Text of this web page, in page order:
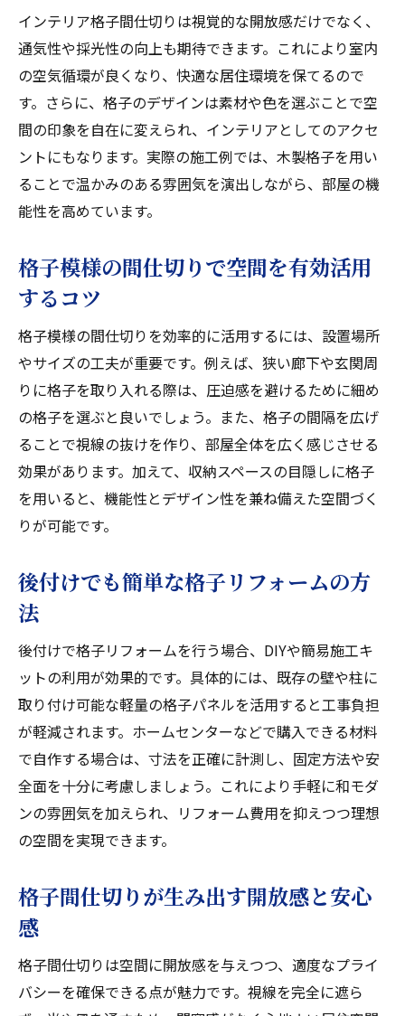
インテリア格子間仕切りは視覚的な開放感だけでなく、
通気性や採光性の向上も期待できます。これにより室内
の空気循環が良くなり、快適な居住環境を保てるので
す。さらに、格子のデザインは素材や色を選ぶことで空
間の印象を自在に変えられ、インテリアとしてのアクセ
ントにもなります。実際の施工例では、木製格子を用い
ることで温かみのある雰囲気を演出しながら、部屋の機
能性を高めています。
格子模様の間仕切りで空間を有効活用
するコツ
格子模様の間仕切りを効率的に活用するには、設置場所
やサイズの工夫が重要です。例えば、狭い廊下や玄関周
りに格子を取り入れる際は、圧迫感を避けるために細め
の格子を選ぶと良いでしょう。また、格子の間隔を広げ
ることで視線の抜けを作り、部屋全体を広く感じさせる
効果があります。加えて、収納スペースの目隠しに格子
を用いると、機能性とデザイン性を兼ね備えた空間づく
りが可能です。
後付けでも簡単な格子リフォームの方
法
後付けで格子リフォームを行う場合、DIYや簡易施工キ
ットの利用が効果的です。具体的には、既存の壁や柱に
取り付け可能な軽量の格子パネルを活用すると工事負担
が軽減されます。ホームセンターなどで購入できる材料
で自作する場合は、寸法を正確に計測し、固定方法や安
全面を十分に考慮しましょう。これにより手軽に和モダ
ンの雰囲気を加えられ、リフォーム費用を抑えつつ理想
の空間を実現できます。
格子間仕切りが生み出す開放感と安心
感
格子間仕切りは空間に開放感を与えつつ、適度なプライ
バシーを確保できる点が魅力です。視線を完全に遮ら